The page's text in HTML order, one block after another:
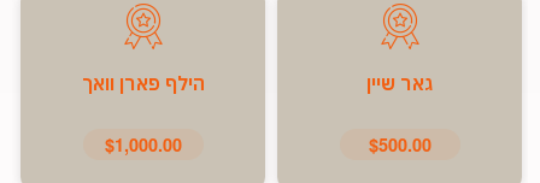
גאר שיין
$500.00
הילף פארן וואך
$1,000.00